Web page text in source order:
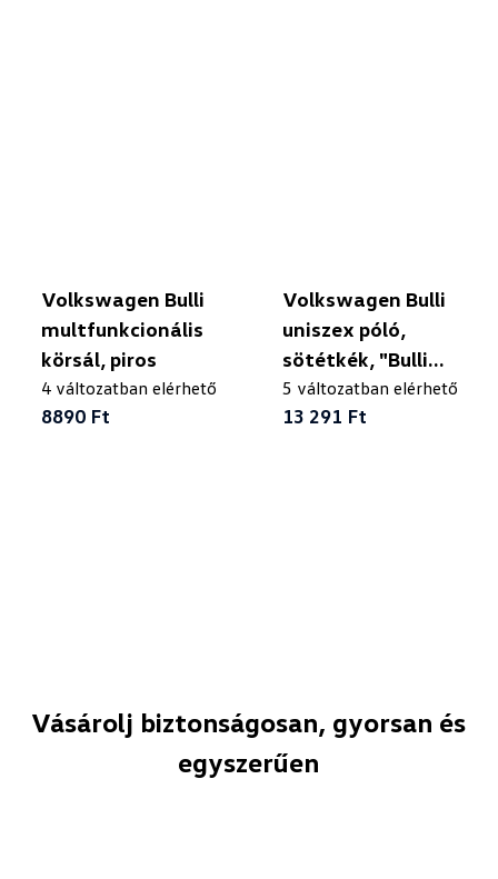
Volkswagen Bulli
multfunkcionális
körsál, piros
4 változatban elérhető
8890 Ft
Volkswagen Bulli
uniszex póló,
sötétkék, "Bulli
Driver"
5 változatban elérhető
13 291 Ft
Vásárolj biztonságosan, gyorsan és
egyszerűen